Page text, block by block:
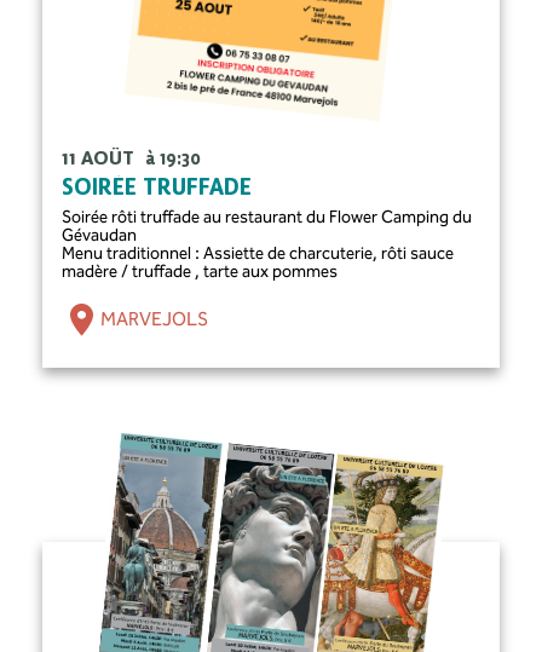
11 AOÛT à 19:30
SOIRÉE TRUFFADE
Soirée rôti truffade au restaurant du Flower Camping du
Gévaudan
Menu traditionnel : Assiette de charcuterie, rôti sauce
madère / truffade , tarte aux pommes
MARVEJOLS